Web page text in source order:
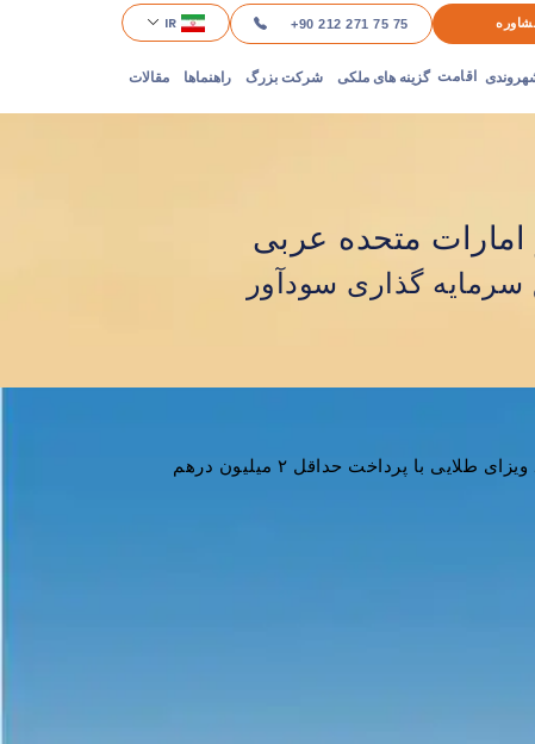
+90 212 271 75 75
IR
اقامت گزینه های ملکی شرکت بزرگ راهنماها مقالات
متحده عربی
گذاری سودآور
طلایی با پرداخت حداقل ۲ میلیون درهم